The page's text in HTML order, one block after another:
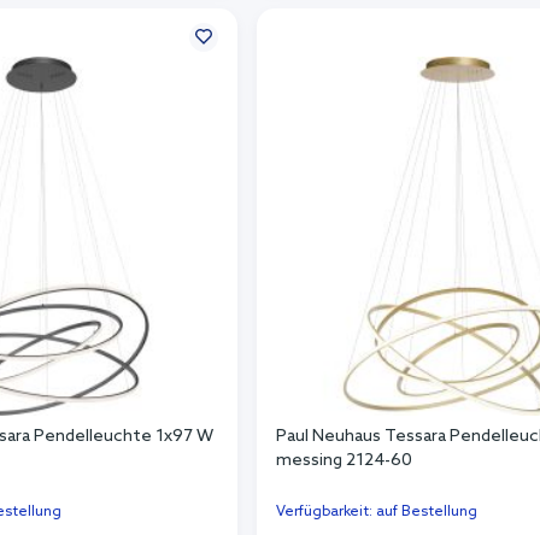
Pendelleuchte 1x97 W
Paul Neuhaus Tessara
messing 2124-60
Verfügbarkeit: auf Bestellung